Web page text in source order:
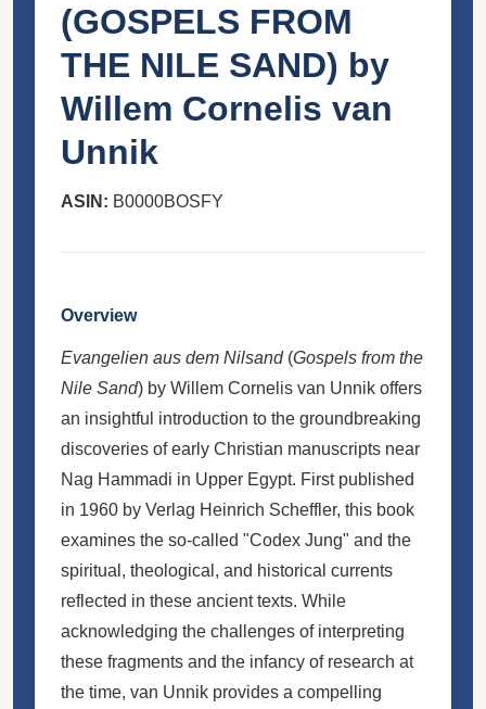
(GOSPELS FROM
THE NILE SAND) by
Willem Cornelis van
Unnik
ASIN: ‎B0000BOSFY
Overview
Evangelien aus dem Nilsand(Gospels from the
Nile Sand) by Willem Cornelis van Unnik offers
an insightful introduction to the groundbreaking
discoveries of early Christian manuscripts near
Nag Hammadi in Upper Egypt. First published
in 1960 by Verlag Heinrich Scheffler, this book
examines the so-called "Codex Jung" and the
spiritual, theological, and historical currents
reflected in these ancient texts. While
acknowledging the challenges of interpreting
these fragments and the infancy of research at
the time, van Unnik provides a compelling